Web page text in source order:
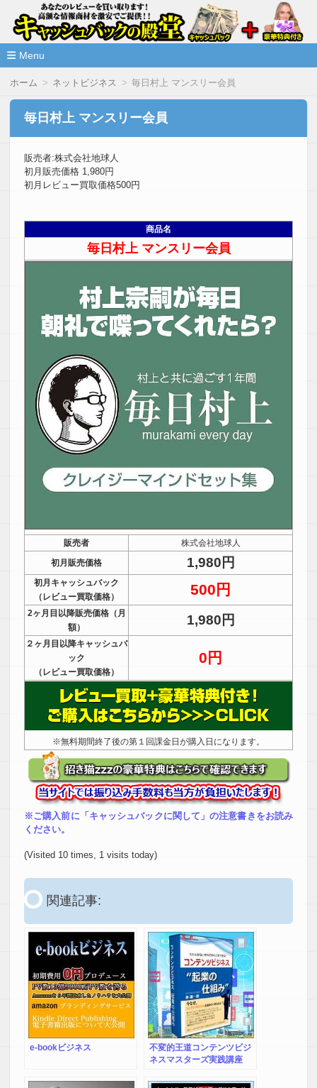
情報商材激安サイト・キャッシ
ュバックの殿堂
高額な情報商材をレビューを買い取ることで激安で購入できま
Menu
ホーム ネットビジネス 毎日村上 マンスリー会員
毎日村上 マンスリー会員
販売者:株式会社地球人
初月販売価格 1,980円
初月レビュー買取価格500円
商品名
毎日村上 マンスリー会員
販売者
株式会社地球人
初月販売価格
1,980円
初月キャッシュバック
（レビュー買取価格）
500円
2ヶ月目以降販売価格（月
額）
1,980円
２ヶ月目以降キャッシュバ
ック
（レビュー買取価格）
0円
※無料期間終了後の第１回課金日が購入日になります。
※ご購入前に「キャッシュバックに関して」の注意書きをお読み
ください。
(Visited 10 times, 1 visits today)
関連記事:
e-bookビジネス
不変的王道コンテンツビジ
ネスマスターズ実践講座